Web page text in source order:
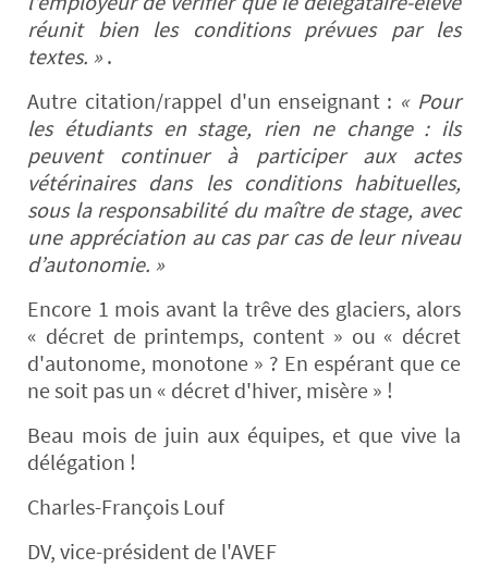
réunit bien les conditions prévues par les
textes. » .
Autre citation/rappel d'un enseignant : « Pour
les étudiants en stage, rien ne change : ils
peuvent continuer à participer aux actes
vétérinaires dans les conditions habituelles,
sous la responsabilité du maître de stage, avec
une appréciation au cas par cas de leur niveau
d’autonomie. »
Encore 1 mois avant la trêve des glaciers, alors
« décret de printemps, content » ou « décret
d'autonome, monotone » ? En espérant que ce
ne soit pas un « décret d'hiver, misère » !
Beau mois de juin aux équipes, et que vive la
délégation !
Charles-François Louf
DV, vice-président de l'AVEF